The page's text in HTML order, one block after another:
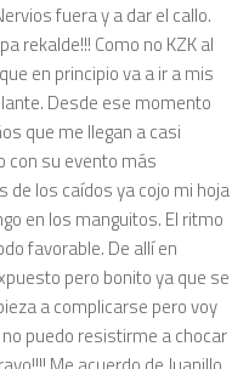
fuera y a dar el callo.
rekalde!!! Como no KZK al
en principio va a ir a mis
Desde ese momento
que me llegan a casi
con su evento más
de los caídos ya cojo mi hoja
en los manguitos. El ritmo
favorable. De allí en
pero bonito ya que se
a complicarse pero voy
puedo resistirme a chocar